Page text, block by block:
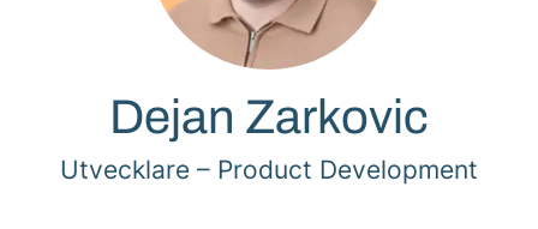
Dejan Zarkovic
Utvecklare – Product Development